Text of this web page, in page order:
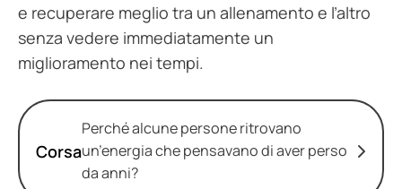
e recuperare meglio tra un allenamento e l’altro
senza vedere immediatamente un
miglioramento nei tempi.
Corsa
Perché alcune persone ritrovano
un’energia che pensavano di aver perso
da anni?